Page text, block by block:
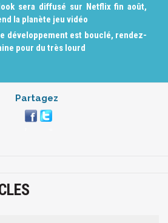
sera diffusé sur Netflix fin août,
la planète jeu vidéo
développement est bouclé, rendez-
pour du très lourd
Partagez